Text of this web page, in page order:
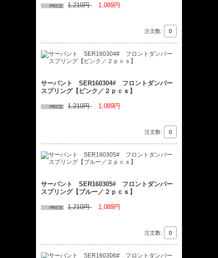
1,210円 1,089円
注文数:
サーパント SER160304# フロントダンパー
スプリング【ピンク／２ｐｃｓ】
1,210円 1,089円
注文数:
サーパント SER160305# フロントダンパー
スプリング【ブルー／２ｐｃｓ】
1,210円 1,089円
注文数: